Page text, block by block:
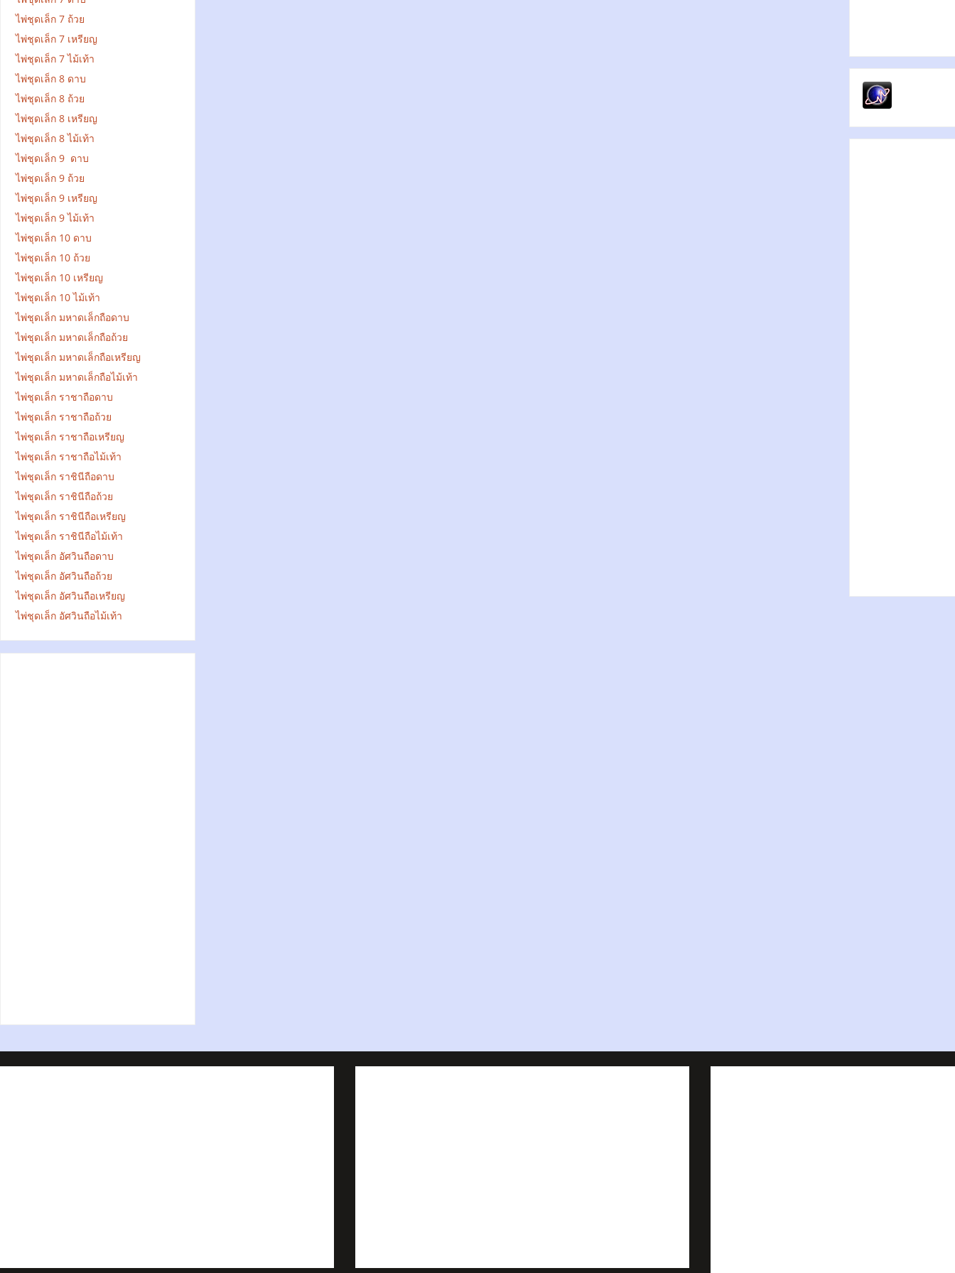
ไพ่ชุดเล็ก 7 ถ้วย
ไพ่ชุดเล็ก 7 เหรียญ
ไพ่ชุดเล็ก 7 ไม้เท้า
ไพ่ชุดเล็ก 8 ดาบ
ไพ่ชุดเล็ก 8 ถ้วย
ไพ่ชุดเล็ก 8 เหรียญ
ไพ่ชุดเล็ก 8 ไม้เท้า
ไพ่ชุดเล็ก 9 ดาบ
ไพ่ชุดเล็ก 9 ถ้วย
ไพ่ชุดเล็ก 9 เหรียญ
ไพ่ชุดเล็ก 9 ไม้เท้า
ไพ่ชุดเล็ก 10 ดาบ
ไพ่ชุดเล็ก 10 ถ้วย
ไพ่ชุดเล็ก 10 เหรียญ
ไพ่ชุดเล็ก 10 ไม้เท้า
ไพ่ชุดเล็ก มหาดเล็กถือดาบ
ไพ่ชุดเล็ก มหาดเล็กถือถ้วย
ไพ่ชุดเล็ก มหาดเล็กถือเหรียญ
ไพ่ชุดเล็ก มหาดเล็กถือไม้เท้า
ไพ่ชุดเล็ก ราชาถือดาบ
ไพ่ชุดเล็ก ราชาถือถ้วย
ไพ่ชุดเล็ก ราชาถือเหรียญ
ไพ่ชุดเล็ก ราชาถือไม้เท้า
ไพ่ชุดเล็ก ราชินีถือดาบ
ไพ่ชุดเล็ก ราชินีถือถ้วย
ไพ่ชุดเล็ก ราชินีถือเหรียญ
ไพ่ชุดเล็ก ราชินีถือไม้เท้า
ไพ่ชุดเล็ก อัศวินถือดาบ
ไพ่ชุดเล็ก อัศวินถือถ้วย
ไพ่ชุดเล็ก อัศวินถือเหรียญ
ไพ่ชุดเล็ก อัศวินถือไม้เท้า